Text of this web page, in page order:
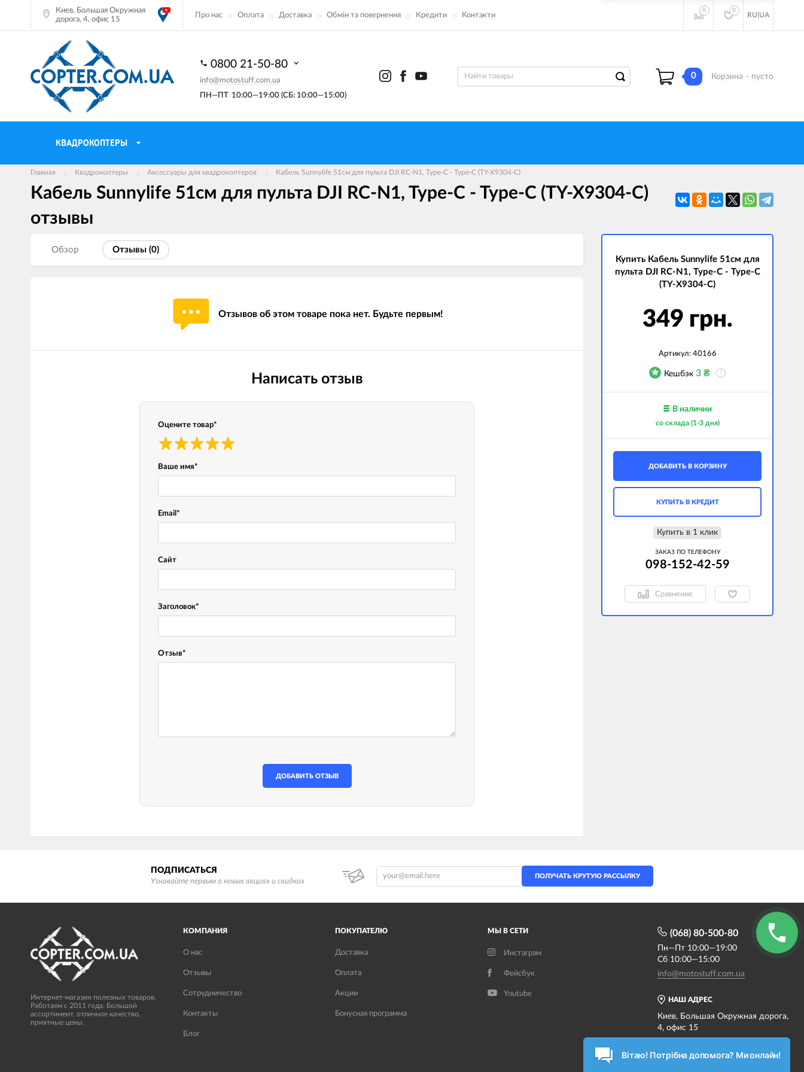
Киев, Большая Окружная
дорога, 4, офис 15
Про нас Оплата Доставка Обмін та повернення Кредити Контакти
0 0
RU UA
ПН—ПТ 10:00—19:00 (СБ: 10:00—15:00)
0800 21-50-80
info@motostuff.com.ua
0 Корзина - пусто
КВАДРОКОПТЕРЫ
Главная Квадрокоптеры Аксессуары для квадрокоптеров Кабель Sunnylife 51см для пульта DJI RC-N1, Type-C - Type-C (TY-X9304-С)
Кабель Sunnylife 51см для пульта DJI RC-N1, Type-C - Type-C (TY-X9304-С)
отзывы
Обзор Отзывы (0)
Отзывов об этом товаре пока нет. Будьте первым!
Написать отзыв
Оцените товар*
Ваше имя*
Email *
Сайт
Заголовок*
Отзыв*
ДОБАВИТЬ ОТЗЫВ
Купить Кабель Sunnylife 51см для
пульта DJI RC-N1, Type-C - Type-C
(TY-X9304-С)
349 грн.
Артикул: 40166
Кешбэк 3 ₴ ?
В наличии
со склада (1-3 дня)
ДОБАВИТЬ В КОРЗИНУ
КУПИТЬ В КРЕДИТ
Купить в 1 клик
ЗАКАЗ ПО ТЕЛЕФОНУ
098-152-42-59
Сравнение
ПОДПИСАТЬСЯ
Узнавайте первым о новых акциях и скидках
ПОЛУЧАТЬ КРУТУЮ РАССЫЛКУ
Интернет-магазин полезных товаров.
Работаем с 2011 года. Большой
ассортимент, отличное качество,
приятные цены.
КОМПАНИЯ
О нас
Отзывы
Сотрудничество
Контакты
Блог
ПОКУПАТЕЛЮ
Доставка
Оплата
Акции
Бонусная программа
МЫ В СЕТИ
Инстаграм
Фейсбук
Youtube
НАШ АДРЕС
Киев, Большая Окружная дорога,
4, офис 15
(068) 80-500-80
Пн—Пт 10:00—19:00
Сб 10:00—15:00
info@motostuff.com.ua